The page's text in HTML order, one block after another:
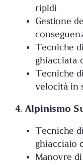
ripidi
Gestione
Tecniche
ghiacciata
Tecniche
velocità in
4. Alpinismo
Tecniche
ghiacciaio
Manovre